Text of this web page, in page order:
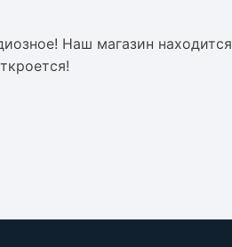
Наш магазин находится